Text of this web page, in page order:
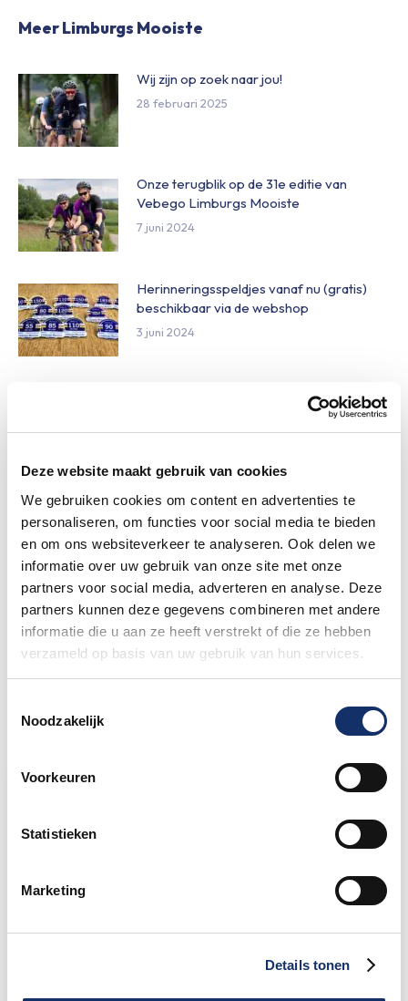
Deze website maakt gebruik van cookies
We gebruiken cookies om content en advertenties te
personaliseren, om functies voor social media te bieden
en om ons websiteverkeer te analyseren. Ook delen we
informatie over uw gebruik van onze site met onze
partners voor social media, adverteren en analyse. Deze
partners kunnen deze gegevens combineren met andere
informatie die u aan ze heeft verstrekt of die ze hebben
verzameld op basis van uw gebruik van hun services.
Noodzakelijk
Voorkeuren
Statistieken
Marketing
Details tonen
Meer Limburgs Mooiste
Wij zijn op zoek naar jou!
28 februari 2025
Onze terugblik op de 31e editie van
Vebego Limburgs Mooiste
7 juni 2024
Herinneringsspeldjes vanaf nu (gratis)
beschikbaar via de webshop
3 juni 2024
KIDS Ride 2024, prachtige activiteit op
31 mei 2024
Actiefoto’s per route zijn vanaf nu
beschikbaar als download
28 mei 2024
Camping geannuleerd vanwege
weersomstandigheden
Sportograf is er weer bij om jouw mooiste
KWF